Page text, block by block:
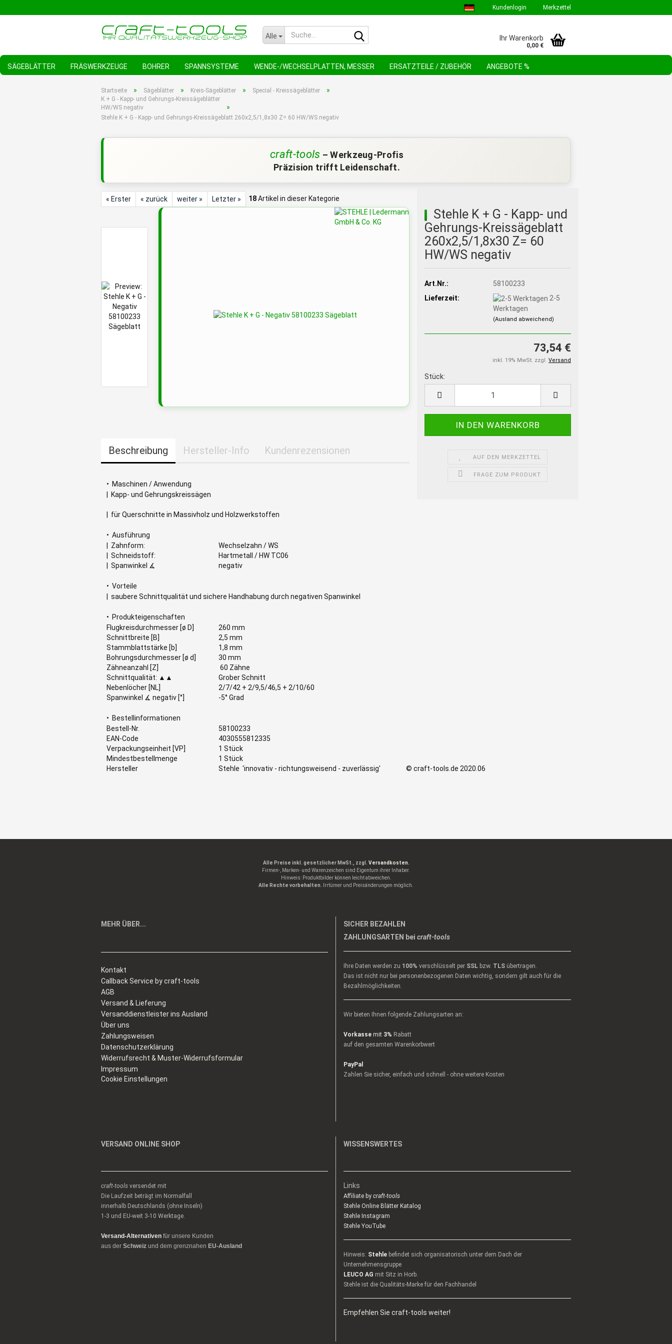
Kundenlogin Merkzettel
Alle
Ihr Warenkorb
0,00 €
SÄGEBLÄTTER FRÄSWERKZEUGE BOHRER SPANNSYSTEME WENDE-/WECHSELPLATTEN, MESSER ERSATZTEILE / ZUBEHÖR ANGEBOTE %
Startseite » Sägeblätter » Kreis-Sägeblätter » Special - Kreissägeblätter »
K + G - Kapp- und Gehrungs-Kreissägeblätter
HW/WS negativ
»
Stehle K + G - Kapp- und Gehrungs-Kreissägeblatt 260x2,5/1,8x30 Z= 60 HW/WS negativ
craft-tools – Werkzeug-Profis
Präzision trifft Leidenschaft.
« Erster « zurück weiter » Letzter » 18Artikel in dieser Kategorie
Stehle K + G - Kapp- und
Gehrungs-Kreissägeblatt
260x2,5/1,8x30 Z= 60
HW/WS negativ
Art.Nr.:
58100233
Lieferzeit:
2-5
Werktagen
(Ausland abweichend)
73,54 €
inkl. 19% MwSt. zzgl. Versand
Stück:
Stück
AUF DEN MERKZETTEL
FRAGE ZUM PRODUKT
Beschreibung Hersteller-Info Kundenrezensionen
• Maschinen / Anwendung
| Kapp- und Gehrungskreissägen
| für Querschnitte in Massivholz und Holzwerkstoffen
• Ausführung
| Zahnform:
Wechselzahn / WS
| Schneidstoff:
Hartmetall / HW TC06
| Spanwinkel ∡
negativ
• Vorteile
| saubere Schnittqualität und sichere Handhabung durch negativen Spanwinkel
• Produkteigenschaften
Flugkreisdurchmesser [ø D]
260 mm
Schnittbreite [B]
2,5 mm
Stammblattstärke [b]
1,8 mm
Bohrungsdurchmesser [ø d]
30 mm
Zähneanzahl [Z]
60 Zähne
Schnittqualität: ▲▲
Grober Schnitt
Nebenlöcher [NL]
2/7/42 + 2/9,5/46,5 + 2/10/60
Spanwinkel ∡ negativ [°]
-5° Grad
• Bestellinformationen
Bestell-Nr.
58100233
EAN-Code
4030555812335
Verpackungseinheit [VP]
1 Stück
Mindestbestellmenge
1 Stück
Hersteller
Stehle 'innovativ - richtungsweisend - zuverlässig' © craft-tools.de 2020.06
Alle Preise inkl. gesetzlicher MwSt., zzgl. Versandkosten.
Firmen-, Marken- und Warenzeichen sind Eigentum ihrer Inhaber.
Hinweis: Produktbilder können leicht abweichen.
Alle Rechte vorbehalten.
Irrtümer und Preisänderungen möglich.
MEHR ÜBER...
Kontakt
Callback Service by craft-tools
AGB
Versand & Lieferung
Versanddienstleister ins Ausland
Über uns
Zahlungsweisen
Datenschutzerklärung
Widerrufsrecht & Muster-Widerrufsformular
Impressum
Cookie Einstellungen
SICHER BEZAHLEN
ZAHLUNGSARTEN bei craft-tools
Ihre Daten werden zu 100% verschlüsselt per SSL bzw. TLS übertragen.
Das ist nicht nur bei personenbezogenen Daten wichtig, sondern gilt auch für die
Bezahlmöglichkeiten.
Wir bieten Ihnen folgende Zahlungsarten an:
Vorkasse mit 3% Rabatt
auf den gesamten Warenkorbwert
PayPal
Zahlen Sie sicher, einfach und schnell - ohne weitere Kosten
VERSAND ONLINE SHOP
craft-tools versendet mit
Die Laufzeit beträgt im Normalfall
innerhalb Deutschlands (ohne Inseln)
1-3 und EU-weit 3-10 Werktage.
Versand-Alternativen für unsere Kunden
aus der Schweiz und dem grenznahen EU-Ausland
WISSENSWERTES
Links
Affiliate by craft-tools
Stehle Online Blätter Katalog
Stehle Instagram
Stehle YouTube
Hinweis: Stehle befindet sich organisatorisch unter dem Dach der
Unternehmensgruppe
LEUCO AG mit Sitz in Horb.
Stehle ist die Qualitäts-Marke für den Fachhandel
Empfehlen Sie craft-tools weiter!